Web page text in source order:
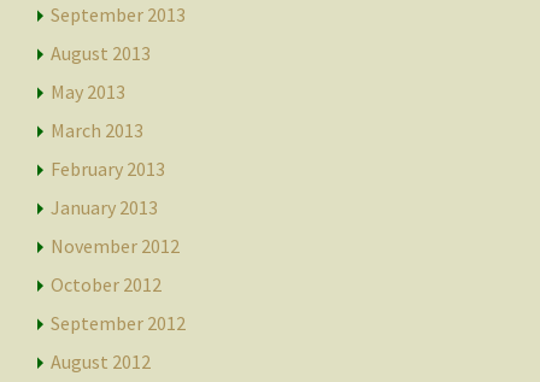
September 2013
August 2013
May 2013
March 2013
February 2013
January 2013
November 2012
October 2012
September 2012
August 2012